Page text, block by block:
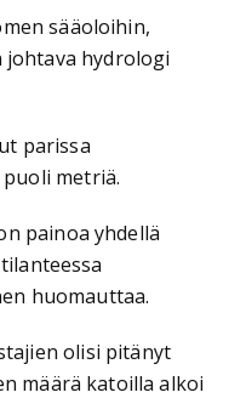
sääoloihin,
johtava hydrologi
parissa
metriä.
painoa yhdellä
huomauttaa.
olisi pitänyt
määrä katoilla alkoi